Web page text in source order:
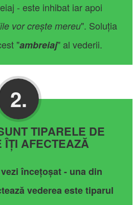
- este inhibat iar apoi
vor crește mereu". Soluția
"ambreiaj" al vederii.
2.
TIPARELE DE
ÎȚI AFECTEAZĂ
încețoșat - una din
vederea este tiparul